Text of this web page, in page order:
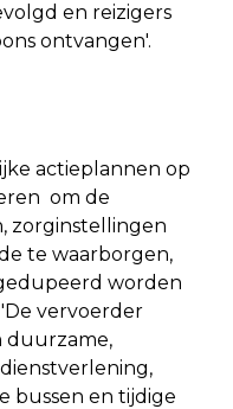
en reizigers
ontvangen'.
actieplannen op
om de
zorginstellingen
te waarborgen,
worden
vervoerder
duurzame,
bussen en tijdige